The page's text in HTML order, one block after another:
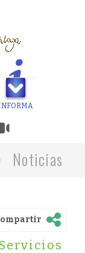
Noticias
Servicios